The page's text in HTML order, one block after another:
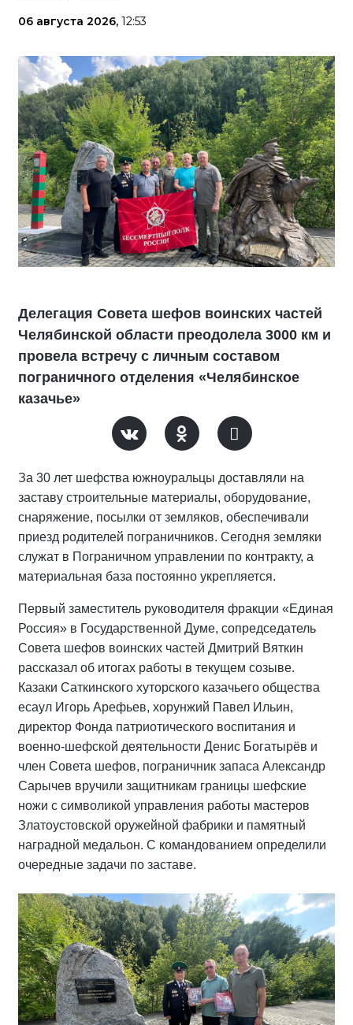
06 августа 2026, 12:53
Делегация Совета шефов воинских частей
Челябинской области преодолела 3000 км и
провела встречу с личным составом
пограничного отделения «Челябинское
казачье»
За 30 лет шефства южноуральцы доставляли на
заставу строительные материалы, оборудование,
снаряжение, посылки от земляков, обеспечивали
приезд родителей пограничников. Сегодня земляки
служат в Пограничном управлении по контракту, а
материальная база постоянно укрепляется.
Первый заместитель руководителя фракции «Единая
Россия» в Государственной Думе, сопредседатель
Совета шефов воинских частей Дмитрий Вяткин
рассказал об итогах работы в текущем созыве.
Казаки Саткинского хуторского казачьего общества
есаул Игорь Арефьев, хорунжий Павел Ильин,
директор Фонда патриотического воспитания и
военно-шефской деятельности Денис Богатырёв и
член Совета шефов, пограничник запаса Александр
Сарычев вручили защитникам границы шефские
ножи с символикой управления работы мастеров
Златоустовской оружейной фабрики и памятный
наградной медальон. С командованием определили
очередные задачи по заставе.